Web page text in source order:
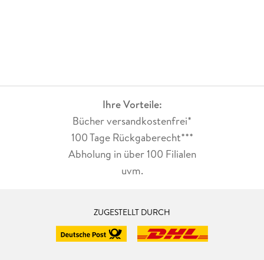
Ihre Vorteile:
Bücher versandkostenfrei*
100 Tage Rückgaberecht***
Abholung in über 100 Filialen
uvm.
ZUGESTELLT DURCH